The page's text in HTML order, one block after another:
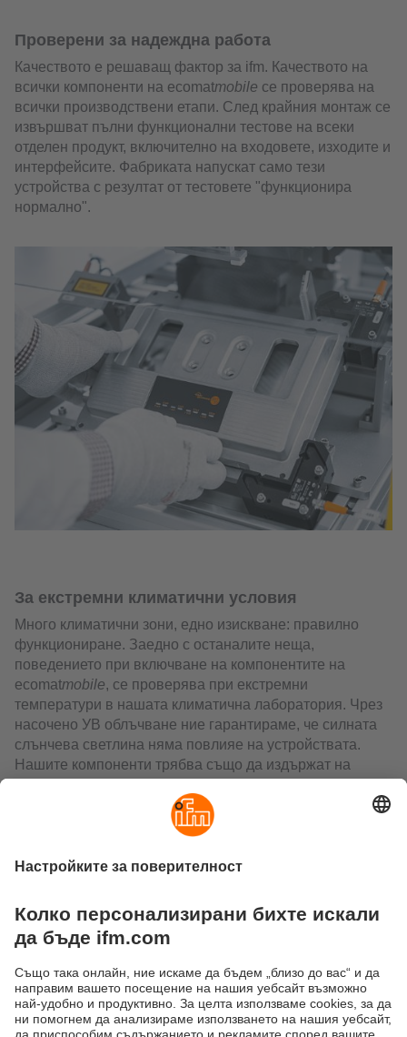
Проверени за надеждна работа
Качеството е решаващ фактор за ifm. Качеството на
всички компоненти на ecomatmobile се проверява на
всички производствени етапи. След крайния монтаж се
извършват пълни функционални тестове на всеки
отделен продукт, включително на входовете, изходите и
интерфейсите. Фабриката напускат само тези
устройства с резултат от тестовете "функционира
нормално".
За екстремни климатични условия
Много климатични зони, едно изискване: правилно
функциониране. Заедно с останалите неща,
поведението при включване на компонентите на
ecomatmobile, се проверява при екстремни
температури в нашата климатична лаборатория. Чрез
насочено УВ облъчване ние гарантираме, че силната
слънчева светлина няма повлияе на устройствата.
Нашите компоненти трябва също да издържат на